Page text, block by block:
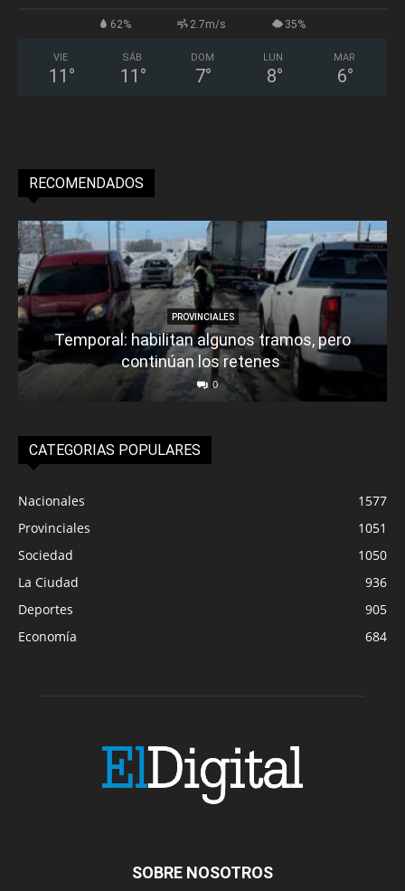
62% 2.7m/s 35%
VIE
11 °
SÁB
11 °
DOM
7°
LUN
8°
MAR
6°
RECOMENDADOS
PROVINCIALES
Temporal: habilitan algunos tramos, pero
continúan los retenes
0
CATEGORIAS POPULARES
Nacionales
1577
Provinciales
1051
Sociedad
1050
La Ciudad
936
Deportes
905
Economía
684
SOBRE NOSOTROS